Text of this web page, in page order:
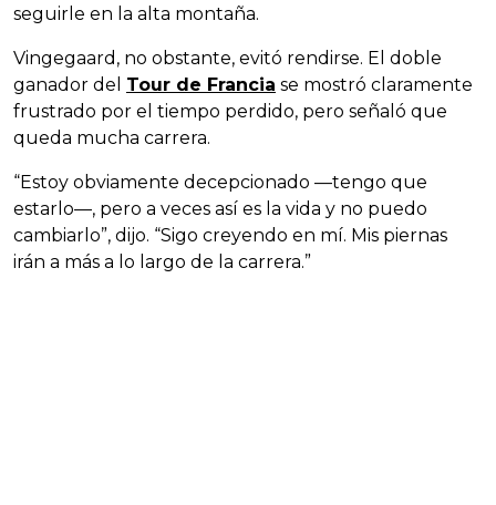
seguirle en la alta montaña.
Vingegaard, no obstante, evitó rendirse. El doble
ganador del Tour de Francia se mostró claramente
frustrado por el tiempo perdido, pero señaló que
queda mucha carrera.
“Estoy obviamente decepcionado —tengo que
estarlo—, pero a veces así es la vida y no puedo
cambiarlo”, dijo. “Sigo creyendo en mí. Mis piernas
irán a más a lo largo de la carrera.”